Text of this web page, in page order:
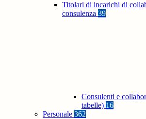
Titolari di incarichi di
consulenza 39
Consulenti e
tabelle) 16
Personale 362